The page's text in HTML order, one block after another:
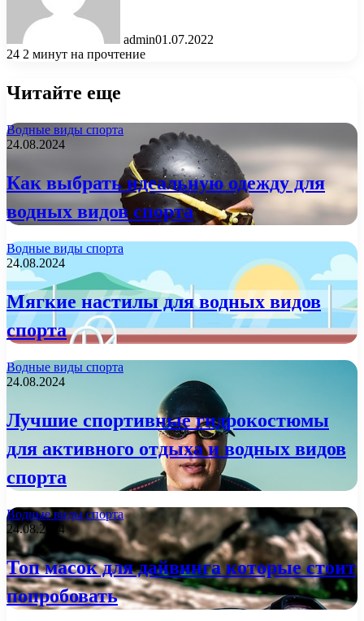
admin01.07.2022
24 2 минут на прочтение
Читайте еще
Водные виды спорта
24.08.2024
Как выбрать идеальную одежду для
водных видов спорта
Водные виды спорта
24.08.2024
Мягкие настилы для водных видов
спорта
Водные виды спорта
24.08.2024
Лучшие спортивные гидрокостюмы
для активного отдыха и водных видов
спорта
Водные виды спорта
24.08.2024
Топ масок для дайвинга которые стоит
попробовать